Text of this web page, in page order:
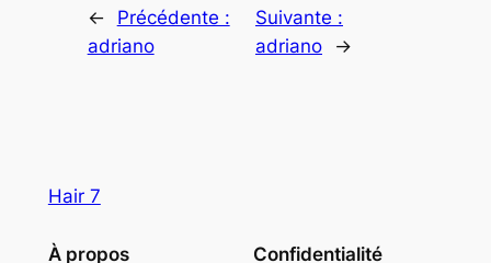
←
Précédente :
adriano
Suivante :
adriano
→
Hair 7
À propos Confidentialité